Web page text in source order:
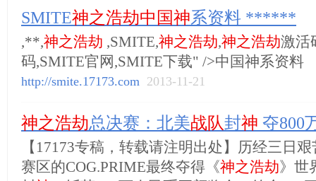
SMITE神之浩劫中国神系资料 ******
,**,神之浩劫 ,SMITE,神之浩劫,神之浩劫激活
码,SMITE官网,SMITE下载" />中国神系资料
http://smite.17173.com 2013-11-21
神之浩劫总决赛：北美战队封神 夺800
【17173专稿，转载请注明出处】历经三日
赛区的COG.PRIME最终夺得《神之浩劫》世